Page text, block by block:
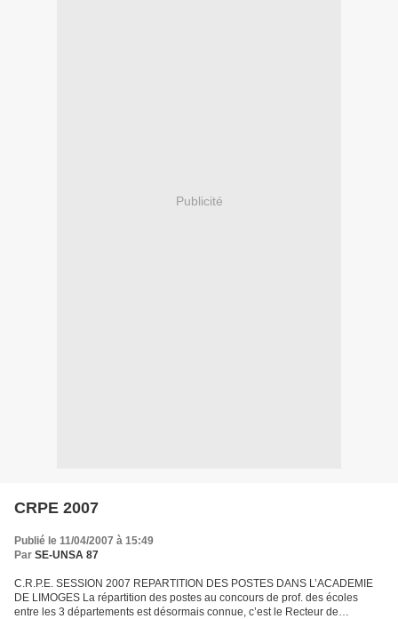
Publicité
CRPE 2007
Publié le 11/04/2007 à 15:49
Par SE-UNSA 87
C.R.P.E. SESSION 2007 REPARTITION DES POSTES DANS L’ACADEMIE
DE LIMOGES La répartition des postes au concours de prof. des écoles
entre les 3 départements est désormais connue, c’est le Recteur de